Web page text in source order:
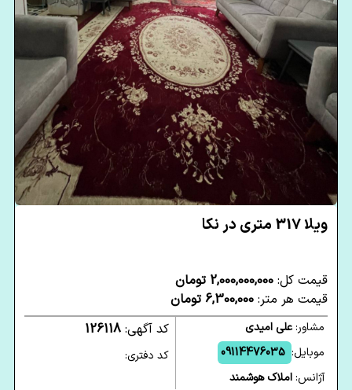
ویلا 317 متری در نکا
قیمت کل: 2,000,000,000 تومان
قیمت هر متر: 6,300,000 تومان
مشاور:علی امیدی
موبایل: 09114476035
آژانس:املاک هوشمند
کد آگهی: 126118
کد دفتری: